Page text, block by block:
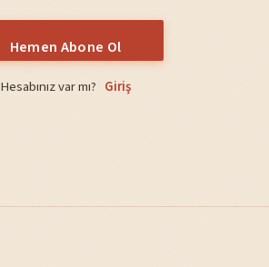
Hemen Abone Ol
Hesabınız var mı? Giriş